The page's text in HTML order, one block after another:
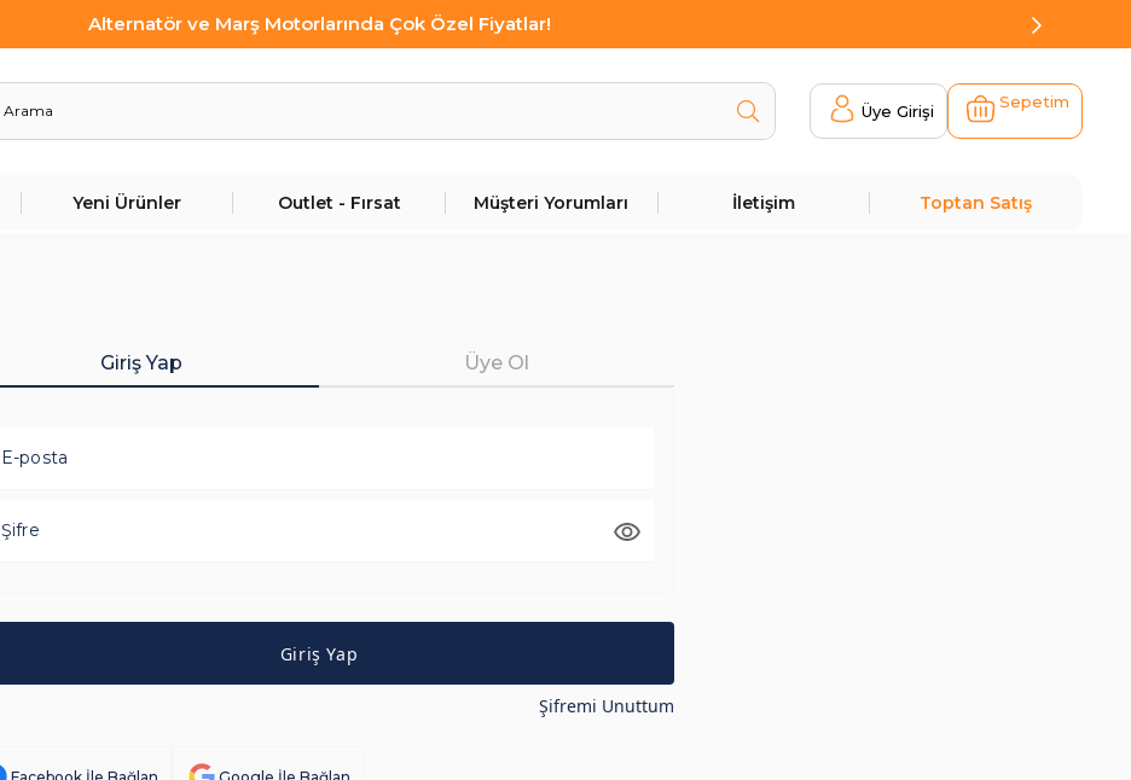
Alternatör ve Marş Motorlarında Çok Özel Fiyatlar!
Üye Girişi Sepetim
Yeni Ürünler Outlet - Fırsat Müşteri Yorumları İletişim Toptan Satış
Giriş Yap Üye Ol
E-posta
Şifre
Giriş Yap
Şifremi Unuttum
Facebook İle Bağlan Google İle Bağlan